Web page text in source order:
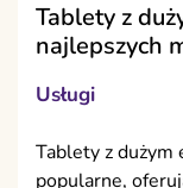
Tablety z
najlepszych
Usługi
Tablety z dużym
popularne,